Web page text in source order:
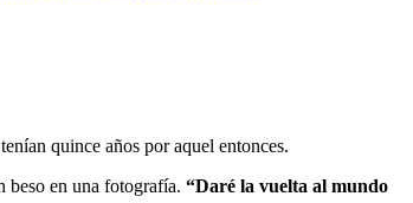
quince años por aquel entonces.
beso en una fotografía. “Daré la vuelta al mundo